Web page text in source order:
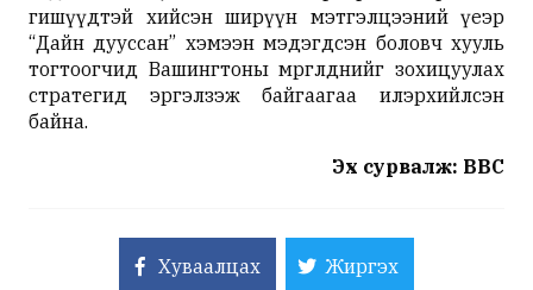
гишүүдтэй хийсэн ширүүн мэтгэлцээний үеэр
“Дайн дууссан” хэмээн мэдэгдсэн боловч хууль
тогтоогчид Вашингтоны мөргөлдөөнийг зохицуулах
стратегид эргэлзэж байгаагаа илэрхийлсэн
байна.
Эх сурвалж: BBC
Хуваалцах Жиргэх